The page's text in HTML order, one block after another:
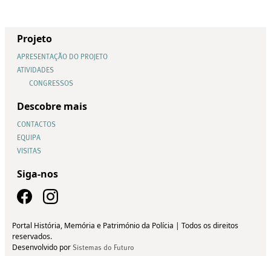
Projeto
APRESENTAÇÃO DO PROJETO
ATIVIDADES
CONGRESSOS
Descobre mais
CONTACTOS
EQUIPA
VISITAS
Siga-nos
Portal História, Memória e Património da Polícia | Todos os direitos
reservados.
Desenvolvido por Sistemas do Futuro